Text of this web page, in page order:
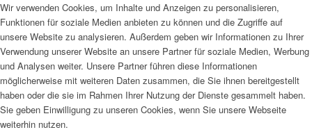
Wir verwenden Cookies, um Inhalte und Anzeigen zu personalisieren,
Funktionen für soziale Medien anbieten zu können und die Zugriffe auf
unsere Website zu analysieren. Außerdem geben wir Informationen zu Ihrer
Verwendung unserer Website an unsere Partner für soziale Medien, Werbung
und Analysen weiter. Unsere Partner führen diese Informationen
möglicherweise mit weiteren Daten zusammen, die Sie ihnen bereitgestellt
haben oder die sie im Rahmen Ihrer Nutzung der Dienste gesammelt haben.
Sie geben Einwilligung zu unseren Cookies, wenn Sie unsere Webseite
weiterhin nutzen.